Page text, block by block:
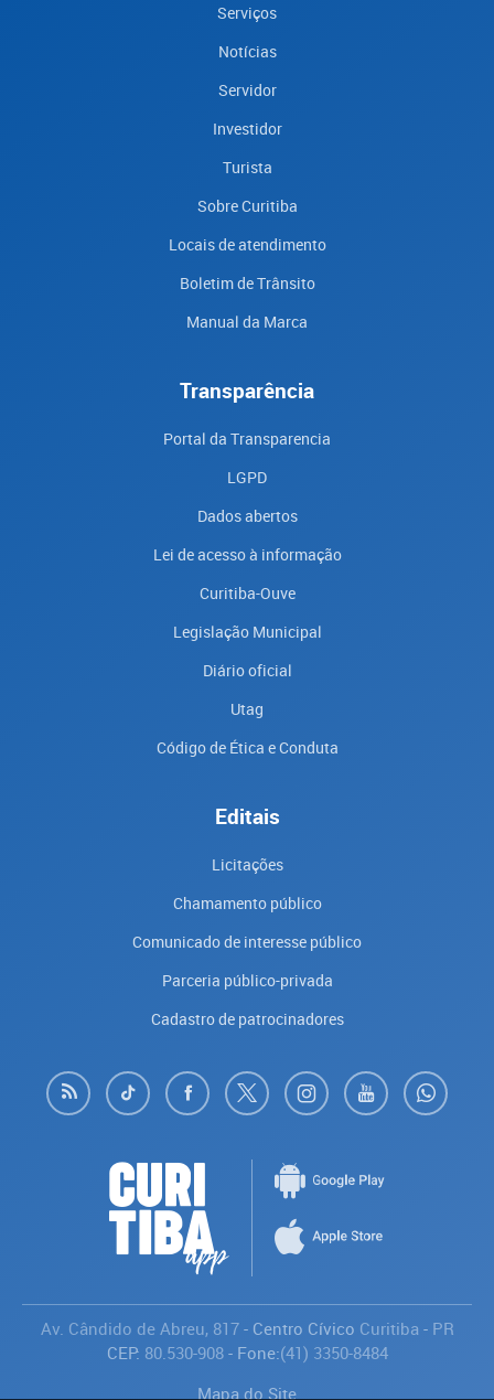
Serviços
Notícias
Servidor
Investidor
Turista
Sobre Curitiba
Locais de atendimento
Boletim de Trânsito
Manual da Marca
Transparência
Portal da Transparencia
LGPD
Dados abertos
Lei de acesso à informação
Curitiba-Ouve
Legislação Municipal
Diário oficial
Utag
Código de Ética e Conduta
Editais
Licitações
Chamamento público
Comunicado de interesse público
Parceria público-privada
Cadastro de patrocinadores
Av. Cândido de Abreu, 817- Centro Cívico Curitiba - PR
CEP: 80.530-908- Fone:(41) 3350-8484
Mapa do Site